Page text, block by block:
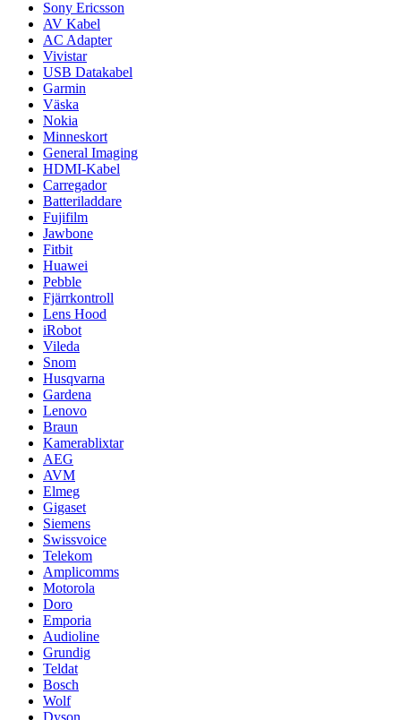
Sony Ericsson
AV Kabel
AC Adapter
Vivistar
USB Datakabel
Garmin
Väska
Nokia
Minneskort
General Imaging
HDMI-Kabel
Carregador
Batteriladdare
Fujifilm
Jawbone
Fitbit
Huawei
Pebble
Fjärrkontroll
Lens Hood
iRobot
Vileda
Snom
Husqvarna
Gardena
Lenovo
Braun
Kamerablixtar
AEG
AVM
Elmeg
Gigaset
Siemens
Swissvoice
Telekom
Amplicomms
Motorola
Doro
Emporia
Audioline
Grundig
Teldat
Bosch
Wolf
Dyson